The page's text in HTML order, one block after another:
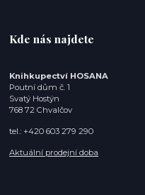
Kde nás najdete
Knihkupectví HOSANA
Poutní dům č. 1
Svatý Hostýn
768 72 Chvalčov
tel.: +420 603 279 290
Aktuální prodejní doba